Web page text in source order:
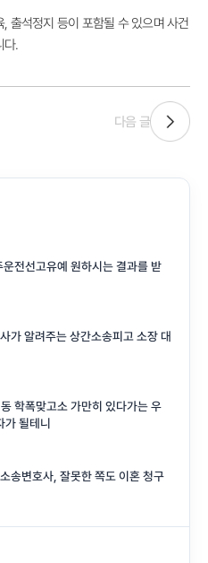
출석정지 등이 포함될 수 있으며 사건
다.
다음 글
전선고유예 원하시는 결과를 받
가 알려주는 상간소송피고 소장 대
학폭맞고소 가만히 있다가는 우
가 될테니
송변호사, 잘못한 쪽도 이혼 청구